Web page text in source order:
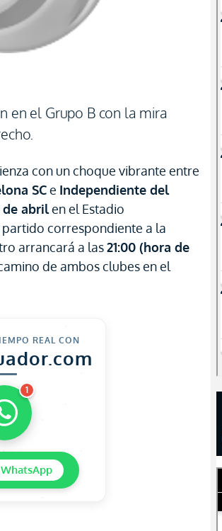
en el Grupo B con la mira
con un choque vibrante entre
SCe Independiente del
de abrilen el Estadio
correspondiente a la
arrancará a las21:00 (hora de
de ambos clubes en el
REAL CON
1
WhatsApp